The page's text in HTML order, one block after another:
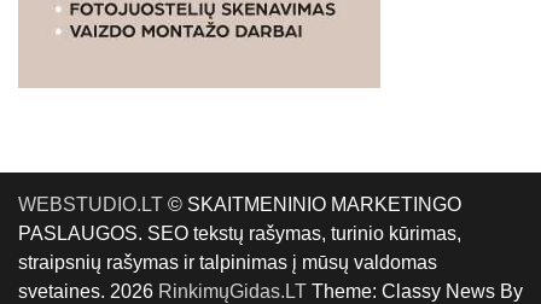
WEBSTUDIO.LT © SKAITMENINIO MARKETINGO
PASLAUGOS. SEO tekstų rašymas, turinio kūrimas,
straipsnių rašymas ir talpinimas į mūsų valdomas
svetaines. 2026 RinkimųGidas.LT Theme: Classy News By